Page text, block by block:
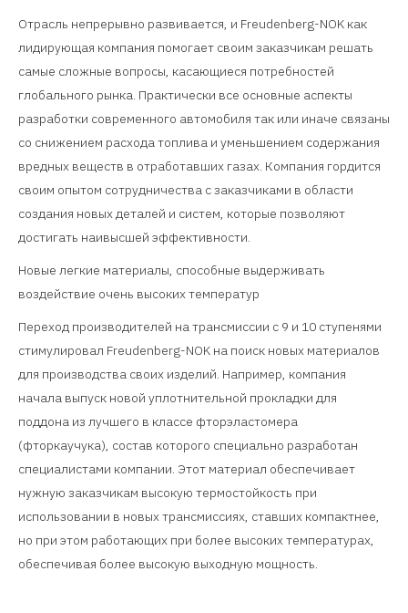
Отрасль непрерывно развивается, и Freudenberg-NOK как
лидирующая компания помогает своим заказчикам решать
самые сложные вопросы, касающиеся потребностей
глобального рынка. Практически все основные аспекты
разработки современного автомобиля так или иначе связаны
со снижением расхода топлива и уменьшением содержания
вредных веществ в отработавших газах. Компания гордится
своим опытом сотрудничества с заказчиками в области
создания новых деталей и систем, которые позволяют
достигать наивысшей эффективности.
Новые легкие материалы, способные выдерживать
воздействие очень высоких температур
Переход производителей на трансмиссии с 9 и 10 ступенями
стимулировал Freudenberg-NOK на поиск новых материалов
для производства своих изделий. Например, компания
начала выпуск новой уплотнительной прокладки для
поддона из лучшего в классе фторэластомера
(фторкаучука), состав которого специально разработан
специалистами компании. Этот материал обеспечивает
нужную заказчикам высокую термостойкость при
использовании в новых трансмиссиях, ставших компактнее,
но при этом работающих при более высоких температурах,
обеспечивая более высокую выходную мощность.